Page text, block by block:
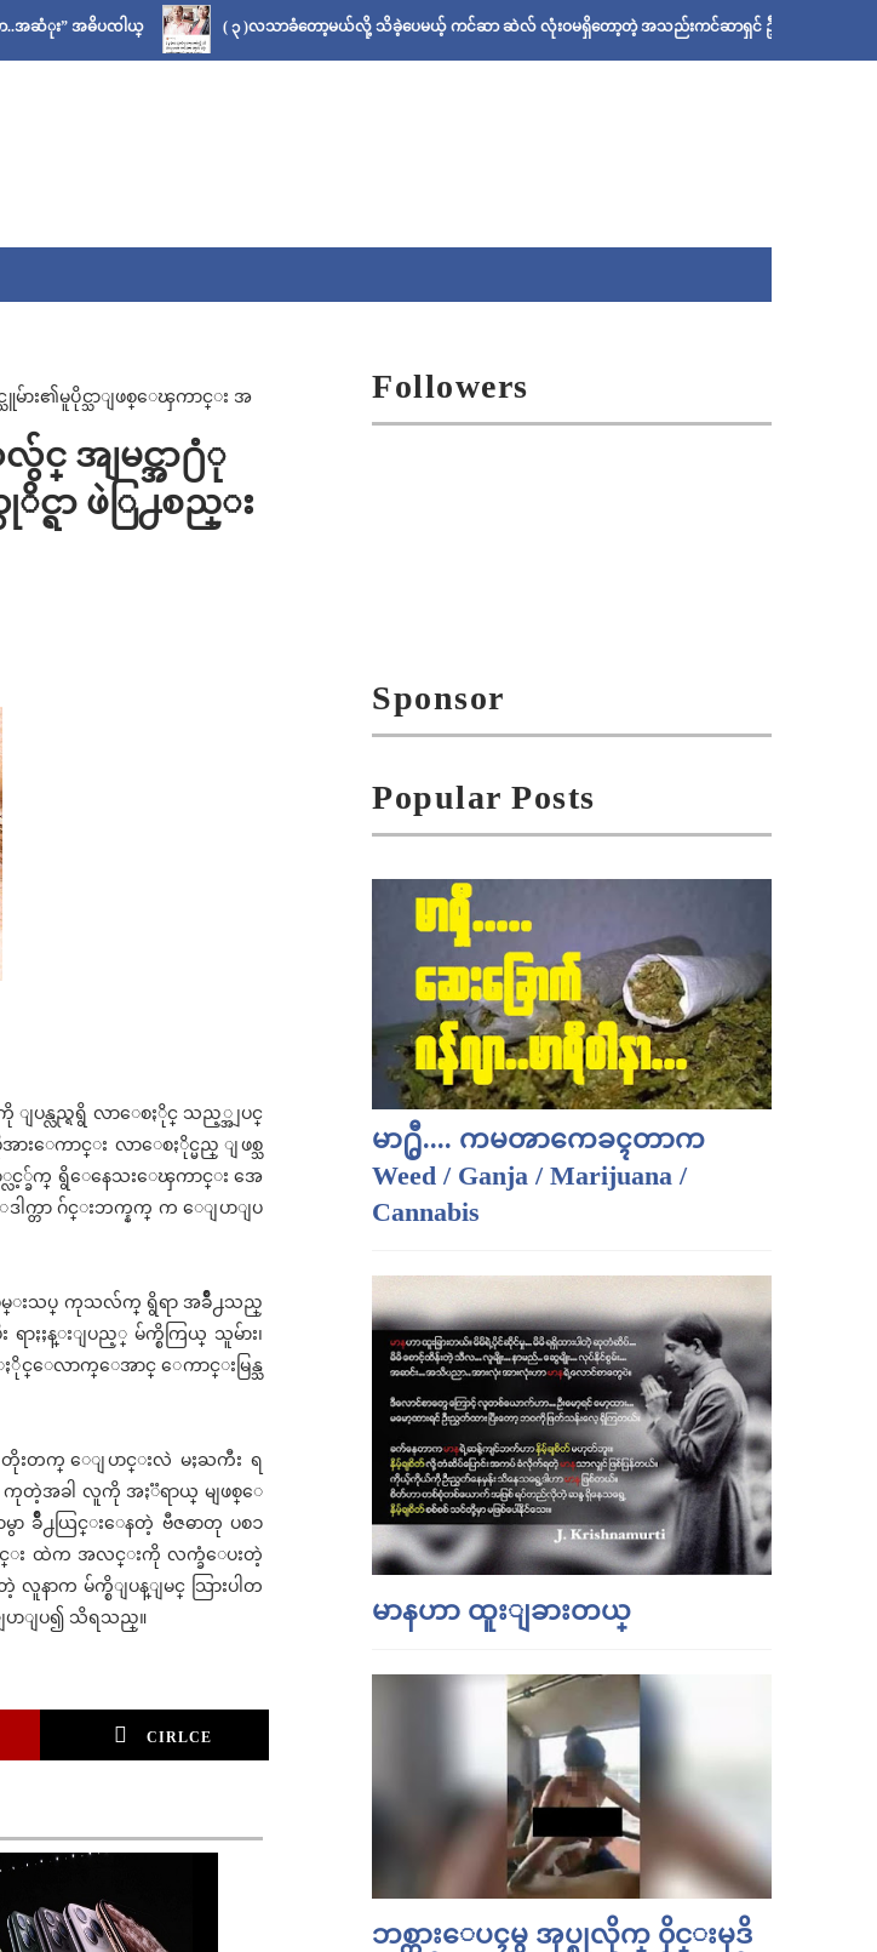
အဓိပၸါယ္ ( ၃ )လသာခံတော့မယ်လို့ သိခဲ့ပေမယ့် ကင်ဆာ ဆဲလ် လုံးဝမရှိတော့တဲ့ အသည်းကင်ဆာရှင် ဦးစိုးသန်းရဲ့ ဆေးနည်း
း၏မူပိုင္သာျဖစ္ေၾကာင္း အ
အျမင္အာ႐ံု
င္ရာ ဖဲြ႕စည္း
ပန္လည္ရရွိ လာေစႏိုင္ သည့္အျပင္
းေကာင္း လာေစႏိုင္မည္ ျဖစ္သ
လင့္ခ်က္ ရွိေနေသးေၾကာင္း အေ
ါက္တာ ဂ်င္းဘက္နက္ က ေျပာျပ
စမ္းသပ္ ကုသလ်က္ ရွိရာ အခ်ဳိ႕သည္
ႏႈန္းျပည့္ မ်က္စိကြယ္ သူမ်ား၊
ႏိုင္ေလာက္ေအာင္ ေကာင္းမြန္သ
တိုးတက္ ေျပာင္းလဲ မႈႀကီး ရ
တဲ့အခါ လူကို အႏၱရာယ္ မျဖစ္ေ
ာ ခ်ဳိ႕ယြင္းေနတဲ့ ဗီဇဓာတု ပစၥ
င္း ထဲက အလင္းကို လက္ခံေပးတဲ့
နာက မ်က္စိျပန္ျမင္ သြားပါတ
ပာျပ၍ သိရသည္။
CIRLCE
Followers
Sponsor
Popular Posts
မာ႐ွီ.... ကမၻာကေခၚတာက
Weed / Ganja / Marijuana /
Cannabis
မာနဟာ ထူးျခားတယ္
ဘစ္ကားေပၚမွ အုပ္စုလိုက္ ၀ိုင္းမုဒိ